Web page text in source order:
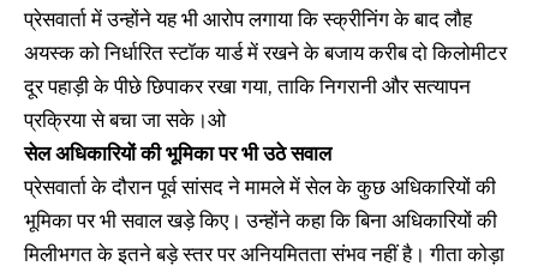
प्रेसवार्ता में उन्होंने यह भी आरोप लगाया कि स्क्रीनिंग के बाद लौह
अयस्क को निर्धारित स्टॉक यार्ड में रखने के बजाय करीब दो किलोमीटर
दूर पहाड़ी के पीछे छिपाकर रखा गया, ताकि निगरानी और सत्यापन
प्रक्रिया से बचा जा सके।ओ
सेल अधिकारियों की भूमिका पर भी उठे सवाल
प्रेसवार्ता के दौरान पूर्व सांसद ने मामले में सेल के कुछ अधिकारियों की
भूमिका पर भी सवाल खड़े किए। उन्होंने कहा कि बिना अधिकारियों की
मिलीभगत के इतने बड़े स्तर पर अनियमितता संभव नहीं है। गीता कोड़ा